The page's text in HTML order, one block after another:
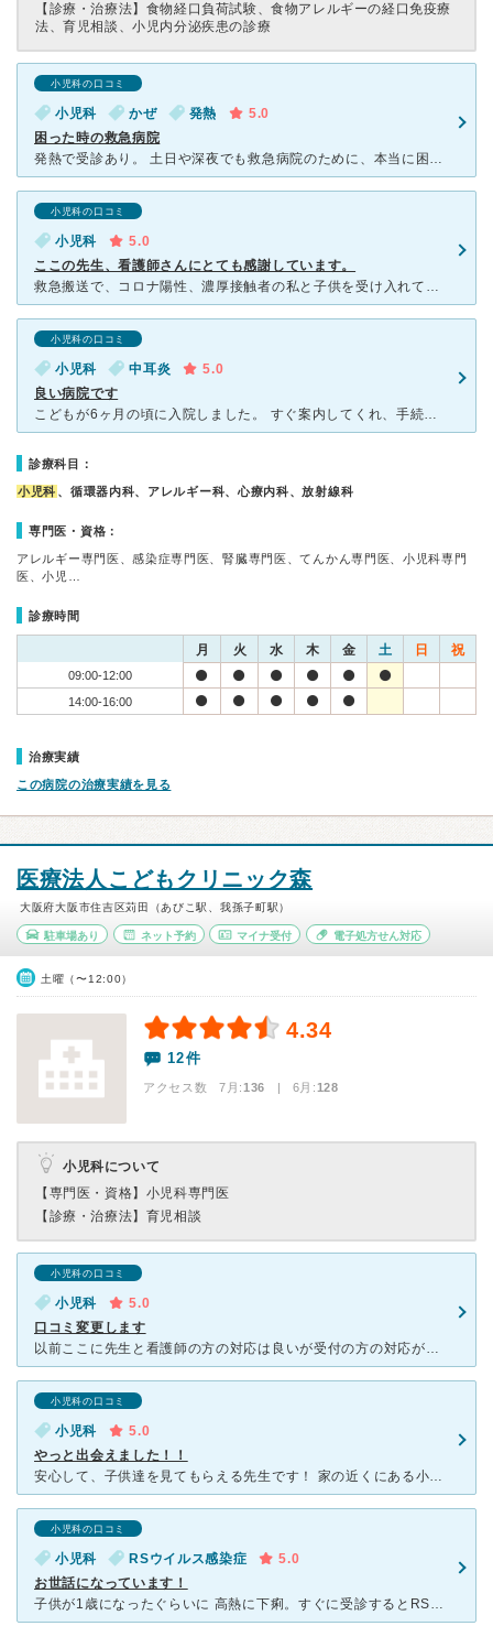
【診療・治療法】 食物経口負荷試験、食物アレルギーの経口免疫療
法、育児相談、小児内分泌疾患の診療
小児科の口コミ
小児科 かぜ 発熱
5.0
困った時の救急病院
発熱で受診あり。 土日や深夜でも救急病院のために、本当に困った時に利用できる。 土日は、結構待たされるが、救急病院であるため、優先順位がありしょうがないと思う。 先生は、適切な処置をしてくれて、
小児科の口コミ
小児科
5.0
ここの先生、看護師さんにとても感謝しています。
救急搬送で、コロナ陽性、濃厚接触者の私と子供を受け入れてくださったこと。 脱水だと思っていたのでそう伝えており点滴をし様子見し、血液検査もし血液検査的にはそこまでじゃないんだけどなーっと。CTまでし
小児科の口コミ
小児科 中耳炎
5.0
良い病院です
こどもが6ヶ月の頃に入院しました。 すぐ案内してくれ、手続きの書類などもご丁寧に説明していただき、スムーズに手続きすることができました。 付き添いでしたが、点滴が繋がっており遊ぶスペースへ行けない
診療科目：
小児科 、循環器内科、アレルギー科、心療内科、放射線科
専門医・資格：
アレルギー専門医、感染症専門医、腎臓専門医、てんかん専門医、小児科専門
医、小児…
診療時間
月 火 水 木 金 土 日 祝
09:00-12:00
14:00-16:00
治療実績
この病院の治療実績を見る
医療法人こどもクリニック森
大阪府大阪市住吉区苅田（あびこ駅、我孫子町駅）
駐車場あり ネット予約 マイナ受付 電子処方せん対応
土曜（〜12:00）
4.34
12件
アクセス数 7月:136 | 6月:128
小児科について
【専門医・資格】 小児科専門医
【診療・治療法】 育児相談
小児科の口コミ
小児科
5.0
口コミ変更します
以前ここに先生と看護師の方の対応は良いが受付の方の対応が良くないと口コミしましたが久しぶりに行くと対応が良くなっていました。嫌な気持ちで帰ることなく安心して診て頂けました。改善されたのかな？と思うので
小児科の口コミ
小児科
5.0
やっと出会えました！！
安心して、子供達を見てもらえる先生です！ 家の近くにある小児科は何件もいろんなところに行きました。 でも、納得できる先生がいないままでした。 でも、今は家から少し距離はあってもここにしかいきませ
小児科の口コミ
小児科 RSウイルス感染症
5.0
お世話になっています！
子供が1歳になったぐらいに 高熱に下痢。すぐに受診するとRSの診断。お薬を貰い 安心していると その夜から 普段と違う変な咳が‥。何かおかしいと不安になりネットで検索すると「クループ」がヒット！急変も